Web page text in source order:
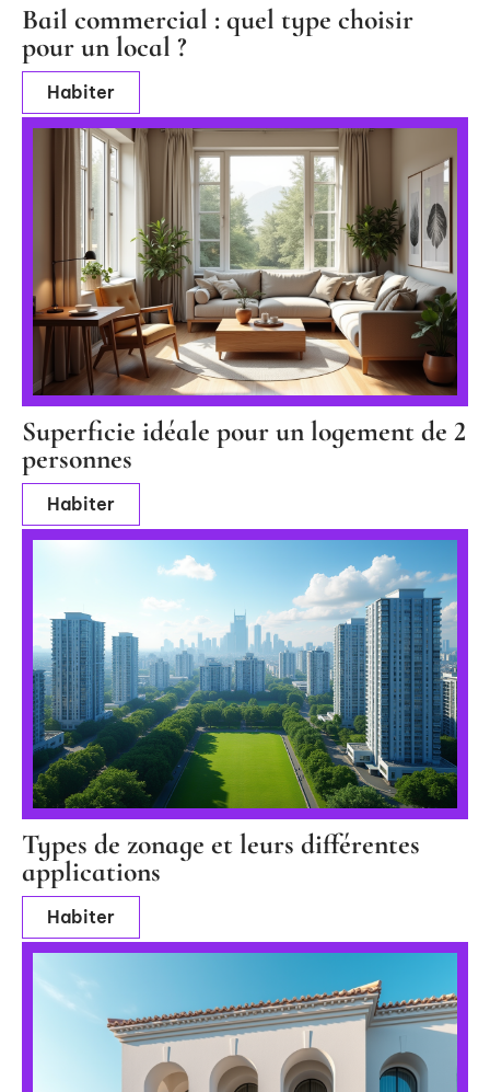
Bail commercial : quel type choisir
pour un local ?
Habiter
Superficie idéale pour un logement de 2
personnes
Habiter
Types de zonage et leurs différentes
applications
Habiter